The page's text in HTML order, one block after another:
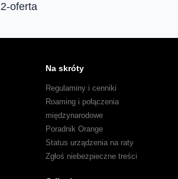
2-oferta
Na skróty
Regulaminy i cenniki
Roaming i połączenia
międzynarodowe
Poradnik Orange
Status urządzenia na raty
Zgłoś niebezpieczne treści